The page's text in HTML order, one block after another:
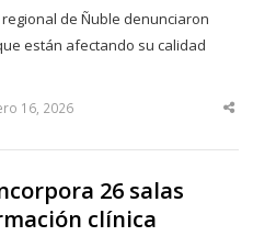
de Ñuble denunciaron
están afectando su calidad
16, 2026
26 salas
clínica